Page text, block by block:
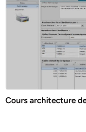
Cours architecture